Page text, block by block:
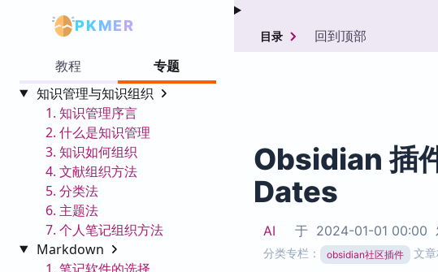
PKMER
教程
专题
知识管理与知识组织
1. 知识管理序言
2. 什么是知识管理
3. 知识如何组织
4. 文献组织方法
5. 分类法
6. 主题法
7. 个人笔记组织方法
Markdown
1. 笔记软件的选择
目录 回到顶部
Obsidian 插
Dates
AI 于 2024-01-01 00:00
分类专栏： obsidian社区插件 文章